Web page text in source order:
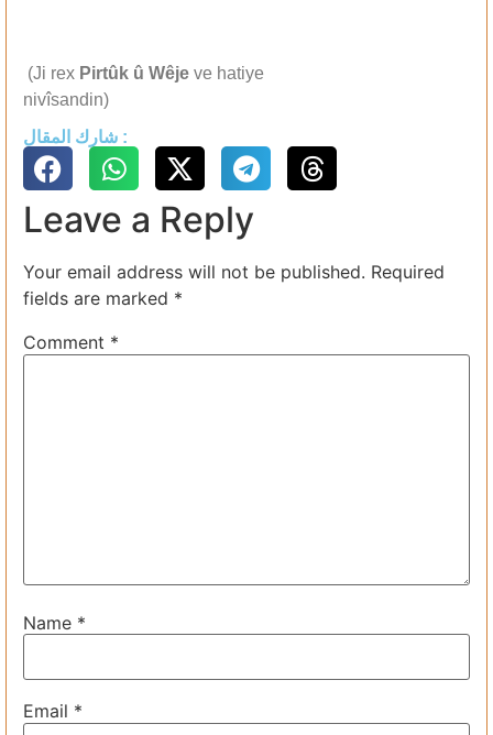
(Ji rex Pirtûk û Wêje ve hatiye
nivîsandin)
شارك المقال :
Leave a Reply
Your email address will not be published. Required
fields are marked *
Comment *
Name *
Email *